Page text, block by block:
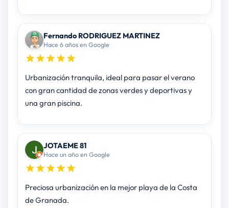
Fernando RODRIGUEZ MARTINEZ
Hace 6 años en Google
Urbanización tranquila, ideal para pasar el verano
con gran cantidad de zonas verdes y deportivas y
una gran piscina.
JOTAEME 81
Hace un año en Google
Preciosa urbanización en la mejor playa de la Costa
de Granada.